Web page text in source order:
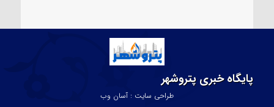
پایگاه خبری پتروشهر
طراحی سایت : آسان وب